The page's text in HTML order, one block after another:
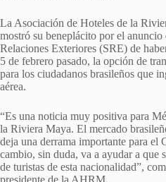
La Asociación de Hoteles de la
mostró su beneplácito por el anuncio
Relaciones Exteriores (SRE) de
5 de febrero pasado, la opción de
para los ciudadanos brasileños que
aérea.
“Es una noticia muy positiva para
la Riviera Maya. El mercado
deja una derrama importante para el
cambio, sin duda, va a ayudar a que
de turistas de esta nacionalidad”,
presidente de la AHRM.